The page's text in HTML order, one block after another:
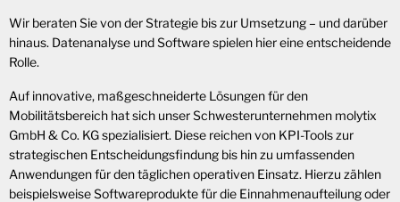
Wir beraten Sie von der Strategie bis zur Umsetzung – und darüber
hinaus. Datenanalyse und Software spielen hier eine entscheidende
Rolle.
Auf innovative, maßgeschneiderte Lösungen für den
Mobilitätsbereich hat sich unser Schwesterunternehmen molytix
GmbH & Co. KG spezialisiert. Diese reichen von KPI-Tools zur
strategischen Entscheidungsfindung bis hin zu umfassenden
Anwendungen für den täglichen operativen Einsatz. Hierzu zählen
beispielsweise Softwareprodukte für die Einnahmenaufteilung oder